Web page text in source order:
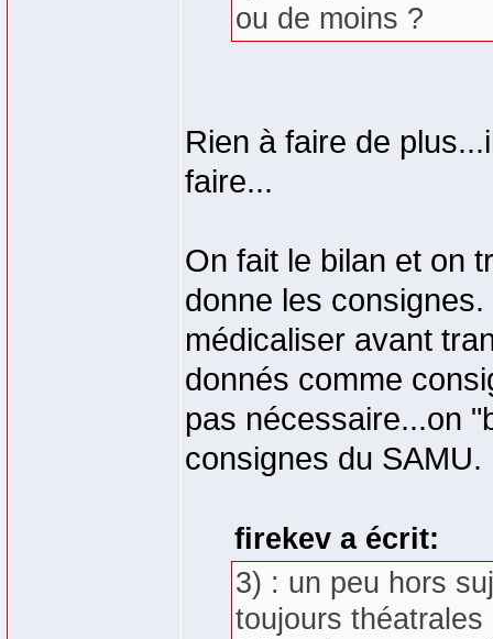
ou de moins ?
Rien à faire de
faire...
On fait le bilan et on
donne les
médicaliser avant
donnés comme
pas nécessaire...on
consignes du SAMU.
firekev a écrit:
3) : un peu hors
toujours